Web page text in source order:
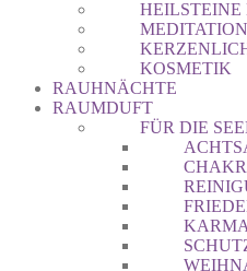
KOSMETIK
RAUHNÄCHTE
RAUMDUFT
FÜR DIE
KARMA